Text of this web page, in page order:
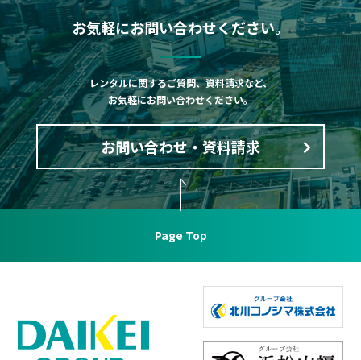
お気軽にお問い合わせください。
レンタルに関するご質問、資料請求など、
お気軽にお問い合わせください。
お問い合わせ・資料請求
Page Top